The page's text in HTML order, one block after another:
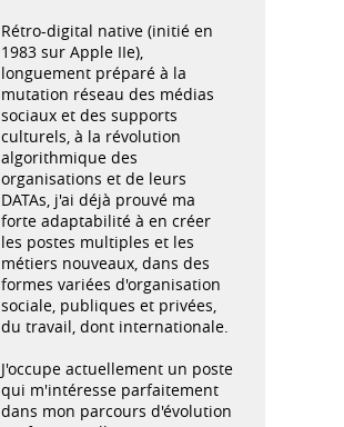
Rétro-digital native (initié en
1983 sur Apple IIe),
longuement préparé à la
mutation réseau des médias
sociaux et des supports
culturels, à la révolution
algorithmique des
organisations et de leurs
DATAs, j'ai déjà prouvé ma
forte adaptabilité à en créer
les postes multiples et les
métiers nouveaux, dans des
formes variées d'organisation
sociale, publiques et privées,
du travail, dont internationale.
J'occupe actuellement un poste
qui m'intéresse parfaitement
dans mon parcours d'évolution